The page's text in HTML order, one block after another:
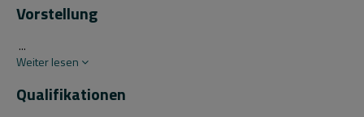
Vorstellung
...
Weiter lesen
Qualifikationen